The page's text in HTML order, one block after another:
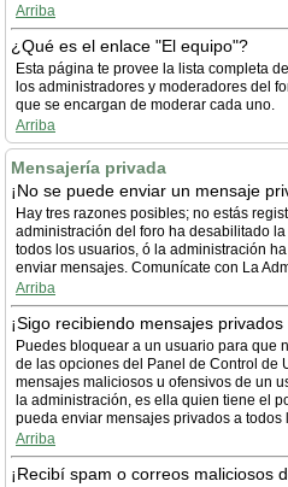
Arriba
¿Qué es el enlace "El equipo"?
Esta página te provee la lista completa
los administradores y moderadores del
que se encargan de moderar cada uno.
Arriba
Mensajería privada
¡No se puede enviar un mensaje
Hay tres razones posibles; no estás
administración del foro ha desabilitado
todos los usuarios, ó la administración
enviar mensajes. Comunícate con La
Arriba
¡Sigo recibiendo mensajes
Puedes bloquear a un usuario para que
de las opciones del Panel de Control de
mensajes maliciosos u ofensivos de un
la administración, es ella quien tiene el
pueda enviar mensajes privados a todos
Arriba
¡Recibí spam o correos maliciosos